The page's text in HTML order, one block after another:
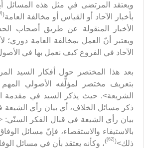
ويعتقد المرتضى في مثل هذه المسائل
بأخبار الآحاد أو القياس أو مخالفة العامة(
[59]
الأخبار المنقولة عن طريق أصحاب
ويعتبر أنّ العمل بمخالفة العامة دوري؛
الآحاد في الفروع كيف نعمل بها في
بعد هذا المختصر حول أفكار السيد
بتعريف مختصر لمؤلَّفه الأصولي
الشريعة>. حيث يذكر السيد في مقدمة
ذكر مسائل الخلاف، أي بيان رأي الشيعة
بيان رأي الشيعة في قبال الفكر
بالاستيفاء والاستقصاء، فإنّ مسائل
ذلك>(
[62]
)، وكأنه يعتقد بأن في مسائل